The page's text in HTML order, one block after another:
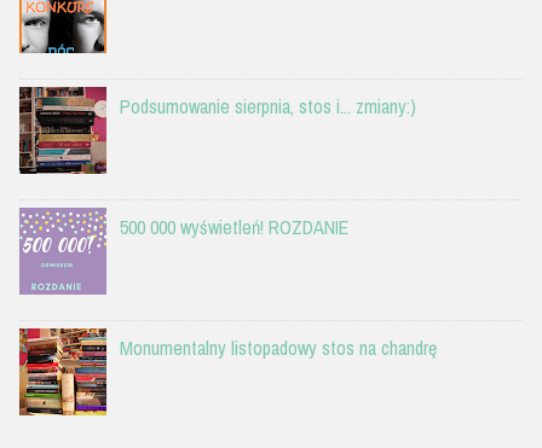
Podsumowanie sierpnia, stos i... zmiany:)
500 000 wyświetleń! ROZDANIE
Monumentalny listopadowy stos na chandrę